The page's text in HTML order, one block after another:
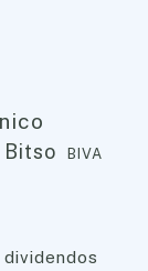
Bitso BIVA
dividendos